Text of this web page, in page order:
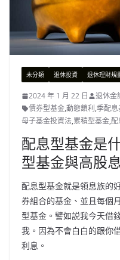
未分類 退休投資 退休理財規
2024 年 1 月 22 日
退休金
債券型基金,動態鎖利,季配息
母子基金投資法,累積型基金,配
配息型基金是
型基金與高股
配息型基金就是領息族的
券組合的基金、並且每個
型基金。譬如説我今天借
我。因為不會白白的跟你
利息。